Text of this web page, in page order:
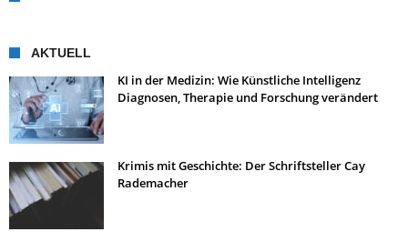
AKTUELL
KI in der Medizin: Wie Künstliche Intelligenz
Diagnosen, Therapie und Forschung verändert
Krimis mit Geschichte: Der Schriftsteller Cay
Rademacher